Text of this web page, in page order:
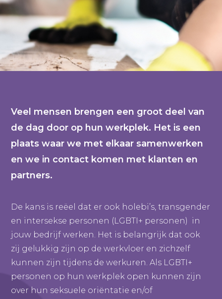
Veel mensen brengen een groot deel van
de dag door op hun werkplek. Het is een
plaats waar we met elkaar samenwerken
en we in contact komen met klanten en
partners.
De kans is reëel dat er ook holebi’s, transgender
en intersekse personen (LGBTI+ personen) in
jouw bedrijf werken. Het is belangrijk dat ook
zij gelukkig zijn op de werkvloer en zichzelf
kunnen zijn tijdens de werkuren. Als LGBTI+
personen op hun werkplek open kunnen zijn
over hun seksuele oriëntatie en/of